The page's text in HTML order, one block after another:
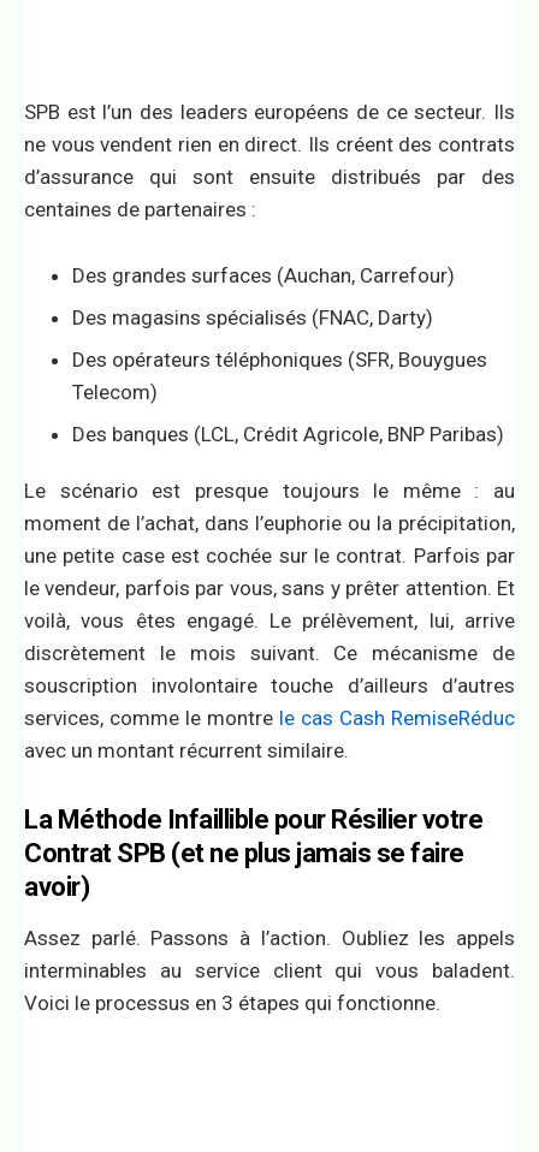
SPB est l’un des leaders européens de ce secteur. Ils
ne vous vendent rien en direct. Ils créent des contrats
d’assurance qui sont ensuite distribués par des
centaines de partenaires :
Des grandes surfaces (Auchan, Carrefour)
Des magasins spécialisés (FNAC, Darty)
Des opérateurs téléphoniques (SFR, Bouygues
Telecom)
Des banques (LCL, Crédit Agricole, BNP Paribas)
Le scénario est presque toujours le même : au
moment de l’achat, dans l’euphorie ou la précipitation,
une petite case est cochée sur le contrat. Parfois par
le vendeur, parfois par vous, sans y prêter attention. Et
voilà, vous êtes engagé. Le prélèvement, lui, arrive
discrètement le mois suivant. Ce mécanisme de
souscription involontaire touche d’ailleurs d’autres
services, comme le montre le cas Cash RemiseRéduc
avec un montant récurrent similaire.
La Méthode Infaillible pour Résilier votre
Contrat SPB (et ne plus jamais se faire
avoir)
Assez parlé. Passons à l’action. Oubliez les appels
interminables au service client qui vous baladent.
Voici le processus en 3 étapes qui fonctionne.